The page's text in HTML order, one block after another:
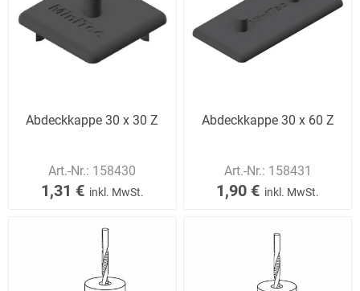
Abdeckkappe 30 x 30 Z
Art.-Nr.: 158430
1,31 € inkl. MwSt.
Abdeckkappe 30 x 60 Z
Art.-Nr.: 158431
1,90 € inkl. MwSt.